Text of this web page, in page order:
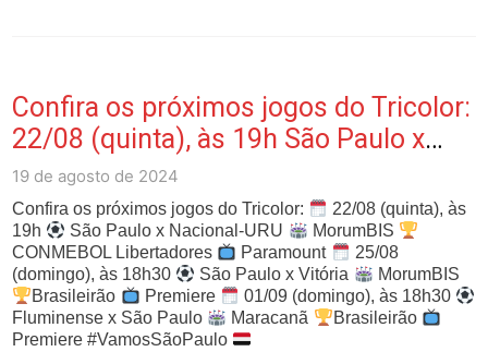
Confira os próximos jogos do Tricolor:
22/08 (quinta), às 19h São Paulo x
Nac…
19 de agosto de 2024
Confira os próximos jogos do Tricolor:
22/08 (quinta), às
19h
São Paulo x Nacional-URU
MorumBIS
CONMEBOL Libertadores
Paramount
25/08
(domingo), às 18h30
São Paulo x Vitória
MorumBIS
Brasileirão
Premiere
01/09 (domingo), às 18h30
Fluminense x São Paulo
Maracanã
Brasileirão
Premiere #VamosSãoPaulo